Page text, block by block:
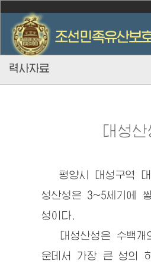
력사자료
대성산
평양시 대성구역 대
성산성은 3~5세기에
성이다.
대성산성은 수백개
운데서 가장 큰 성의